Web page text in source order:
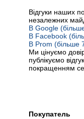
Відгуки наших
незалежних
В Google (більше
В Facebook
В Prom (більше
Ми цінуємо
публікуємо
покращенням
Покупатель